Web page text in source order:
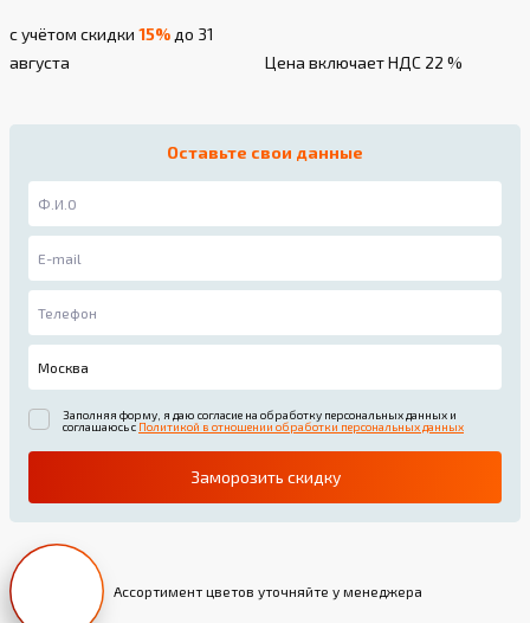
с учётом скидки 15%до 31
августа
Цена включает НДС 22 %
Оставьте свои данные
Заполняя форму, я даю согласие на обработку персональных данных и
соглашаюсь с Политикой в отношении обработки персональных данных
Заморозить скидку
Ассортимент цветов уточняйте у менеджера